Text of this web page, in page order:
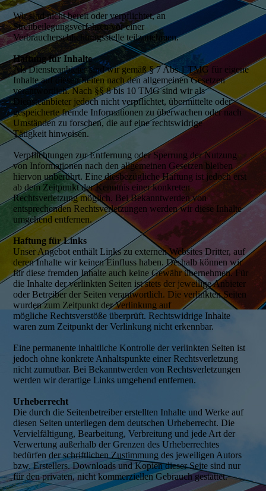
Wir sind nicht bereit oder verpflichtet, an
Streitbeilegungsverfahren vor einer
Verbraucherschlichtungsstelle teilzunehmen.
Haftung für Inhalte
Als Diensteanbieter sind wir gemäß § 7 Abs.1 TMG für eigene
Inhalte auf diesen Seiten nach den allgemeinen Gesetzen
verantwortlich. Nach §§ 8 bis 10 TMG sind wir als
Diensteanbieter jedoch nicht verpflichtet, übermittelte oder
gespeicherte fremde Informationen zu überwachen oder nach
Umständen zu forschen, die auf eine rechtswidrige
Tätigkeit hinweisen.
Verpflichtungen zur Entfernung oder Sperrung der Nutzung
von Informationen nach den allgemeinen Gesetzen bleiben
hiervon unberührt. Eine diesbezügliche Haftung ist jedoch erst
ab dem Zeitpunkt der Kenntnis einer konkreten
Rechtsverletzung möglich. Bei Bekanntwerden von
entsprechenden Rechtsverletzungen werden wir diese Inhalte
umgehend entfernen.
Haftung für Links
Unser Angebot enthält Links zu externen Websites Dritter, auf
deren Inhalte wir keinen Einfluss haben. Deshalb können wir
für diese fremden Inhalte auch keine Gewähr übernehmen. Für
die Inhalte der verlinkten Seiten ist stets der jeweilige Anbieter
oder Betreiber der Seiten verantwortlich. Die verlinkten Seiten
wurden zum Zeitpunkt der Verlinkung auf
mögliche Rechtsverstöße überprüft. Rechtswidrige Inhalte
waren zum Zeitpunkt der Verlinkung nicht erkennbar.
Eine permanente inhaltliche Kontrolle der verlinkten Seiten ist
jedoch ohne konkrete Anhaltspunkte einer Rechtsverletzung
nicht zumutbar. Bei Bekanntwerden von Rechtsverletzungen
werden wir derartige Links umgehend entfernen.
Urheberrecht
Die durch die Seitenbetreiber erstellten Inhalte und Werke auf
diesen Seiten unterliegen dem deutschen Urheberrecht. Die
Vervielfältigung, Bearbeitung, Verbreitung und jede Art der
Verwertung außerhalb der Grenzen des Urheberrechtes
bedürfen der schriftlichen Zustimmung des jeweiligen Autors
bzw. Erstellers. Downloads und Kopien dieser Seite sind nur
für den privaten, nicht kommerziellen Gebrauch gestattet.